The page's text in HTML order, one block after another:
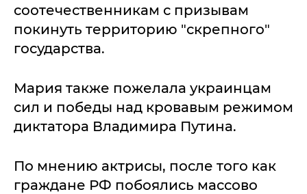
соотечественникам с призывам
покинуть территорию "скрепного"
государства.
Мария также пожелала украинцам
сил и победы над кровавым режимом
диктатора Владимира Путина.
По мнению актрисы, после того как
граждане РФ побоялись массово